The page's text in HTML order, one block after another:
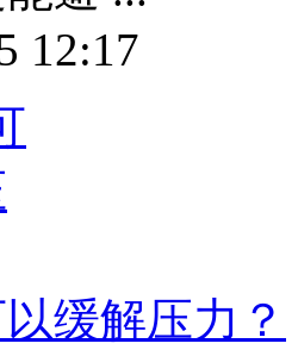
12:17
缓解压力？